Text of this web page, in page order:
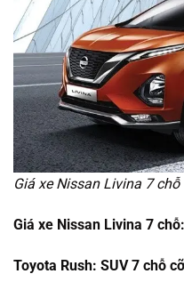
Giá xe Nissan Livina 7 chỗ
Giá xe Nissan Livina 7 chỗ:
Toyota Rush: SUV 7 chỗ